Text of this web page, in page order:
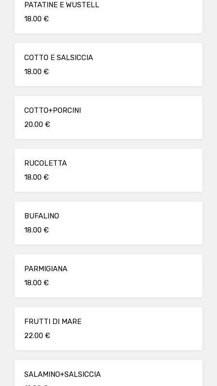
PATATINE E WUSTELL
18.00 €
COTTO E SALSICCIA
18.00 €
COTTO+PORCINI
20.00 €
RUCOLETTA
18.00 €
BUFALINO
18.00 €
PARMIGIANA
18.00 €
FRUTTI DI MARE
22.00 €
SALAMINO+SALSICCIA